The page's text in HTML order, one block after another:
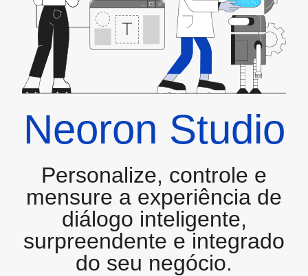
Neoron Studio
Personalize, controle e
mensure a experiência de
diálogo inteligente,
surpreendente e integrado
do seu negócio.